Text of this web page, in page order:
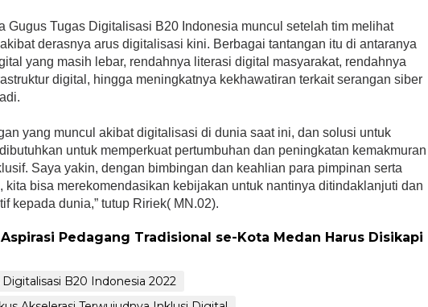
Gugus Tugas Digitalisasi B20 Indonesia muncul setelah tim melihat
derasnya arus digitalisasi kini. Berbagai tantangan itu di antaranya
yang masih lebar, rendahnya literasi digital masyarakat, rendahnya
digital, hingga meningkatnya kekhawatiran terkait serangan siber
yang muncul akibat digitalisasi di dunia saat ini, dan solusi untuk
untuk memperkuat pertumbuhan dan peningkatan kemakmuran
Saya yakin, dengan bimbingan dan keahlian para pimpinan serta
kita bisa merekomendasikan kebijakan untuk nantinya ditindaklanjuti dan
kepada dunia,” tutup Ririek( MN.02).
Pedagang Tradisional se-Kota Medan Harus Disikapi
B20 Indonesia 2022